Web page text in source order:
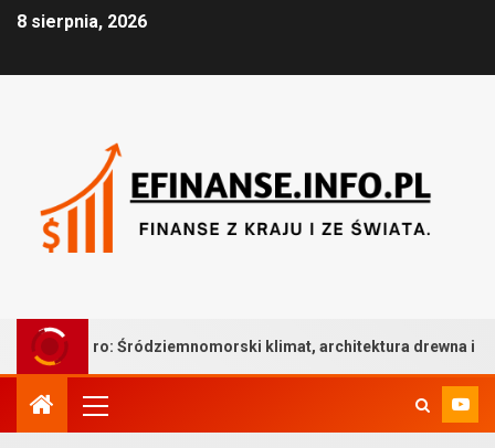
8 sierpnia, 2026
klimat, architektura drewna i bezkompromisowa